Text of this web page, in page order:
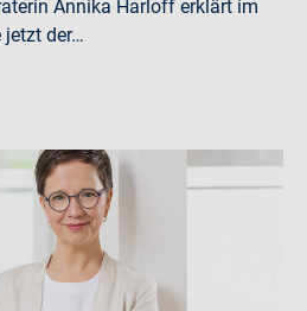
Annika Harloff erklärt im
jetzt der…